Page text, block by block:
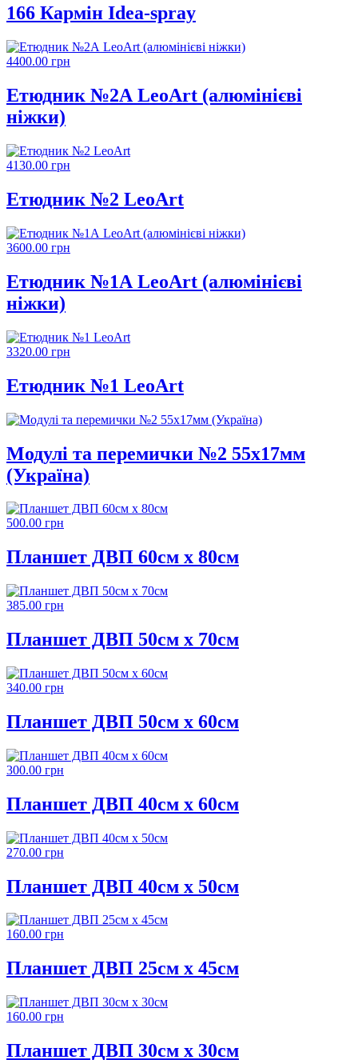
166 Кармін Idea-spray
4400.00 грн
Етюдник №2А LeoArt (алюмінієві
ніжки)
4130.00 грн
Етюдник №2 LeoArt
3600.00 грн
Етюдник №1А LeoArt (алюмінієві
ніжки)
3320.00 грн
Етюдник №1 LeoArt
Модулі та перемички №2 55х17мм
(Україна)
500.00 грн
Планшет ДВП 60см х 80см
385.00 грн
Планшет ДВП 50см х 70см
340.00 грн
Планшет ДВП 50см х 60см
300.00 грн
Планшет ДВП 40см х 60см
270.00 грн
Планшет ДВП 40см х 50см
160.00 грн
Планшет ДВП 25см х 45см
160.00 грн
Планшет ДВП 30см х 30см